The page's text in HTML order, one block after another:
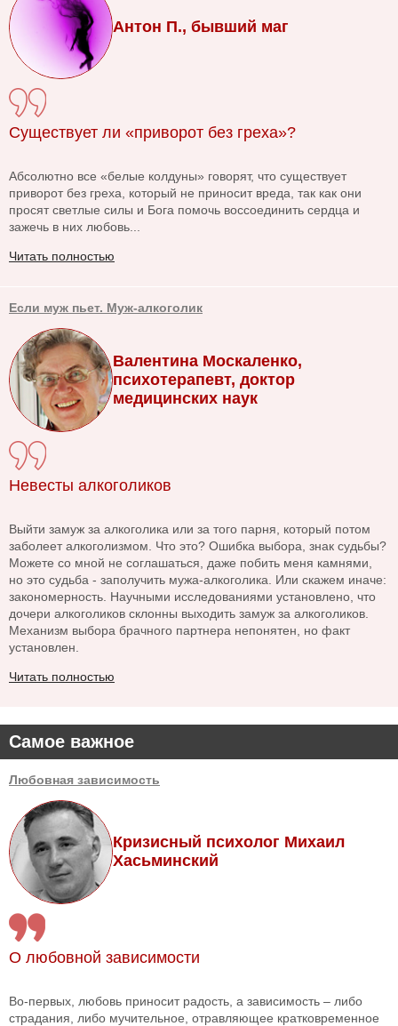
Самое важное
Любовная зависимость
Кризисный психолог Михаил
Хасьминский
О любовной зависимости
Во-первых, любовь приносит радость, а зависимость – либо
страдания, либо мучительное, отравляющее кратковременное
Антон П., бывший маг
Существует ли «приворот без греха»?
Абсолютно все «белые колдуны» говорят, что существует
приворот без греха, который не приносит вреда, так как они
просят светлые силы и Бога помочь воссоединить сердца и
зажечь в них любовь...
Читать полностью
Если муж пьет. Муж-алкоголик
Валентина Москаленко,
психотерапевт, доктор
медицинских наук
Невесты алкоголиков
Выйти замуж за алкоголика или за того парня, который потом
заболеет алкоголизмом. Что это? Ошибка выбора, знак судьбы?
Можете со мной не соглашаться, даже побить меня камнями,
но это судьба - заполучить мужа-алкоголика. Или скажем иначе:
закономерность. Научными исследованиями установлено, что
дочери алкоголиков склонны выходить замуж за алкоголиков.
Механизм выбора брачного партнера непонятен, но факт
установлен.
Читать полностью